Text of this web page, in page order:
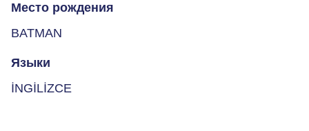
Место рождения
BATMAN
Языки
İNGİLİZCE